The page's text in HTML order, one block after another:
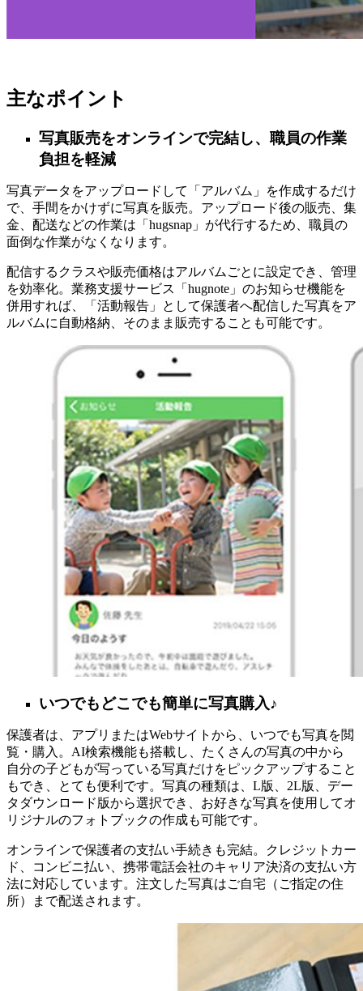
主なポイント
写真販売をオンラインで完結し、職員の作業
負担を軽減
写真データをアップロードして「アルバム」を作成するだけ
で、手間をかけずに写真を販売。アップロード後の販売、集
金、配送などの作業は「hugsnap」が代行するため、職員の
面倒な作業がなくなります。
配信するクラスや販売価格はアルバムごとに設定でき、管理
を効率化。業務支援サービス「hugnote」のお知らせ機能を
併用すれば、「活動報告」として保護者へ配信した写真をア
ルバムに自動格納、そのまま販売することも可能です。
いつでもどこでも簡単に写真購入♪
保護者は、アプリまたはWebサイトから、いつでも写真を閲
覧・購入。AI検索機能も搭載し、たくさんの写真の中から
自分の子どもが写っている写真だけをピックアップすること
もでき、とても便利です。写真の種類は、L版、2L版、デー
タダウンロード版から選択でき、お好きな写真を使用してオ
リジナルのフォトブックの作成も可能です。
オンラインで保護者の支払い手続きも完結。クレジットカー
ド、コンビニ払い、携帯電話会社のキャリア決済の支払い方
法に対応しています。注文した写真はご自宅（ご指定の住
所）まで配送されます。